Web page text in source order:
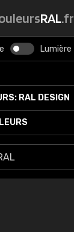
RAL.fr
Lumière
RAL DESIGN